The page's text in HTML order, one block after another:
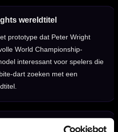
wereldtitel
prototype dat Peter Wright
World Championship-
interessant voor spelers die
dart zoeken met een